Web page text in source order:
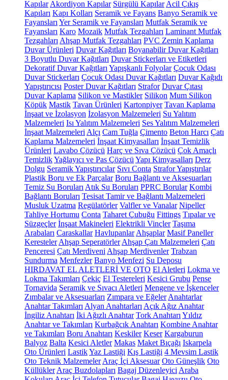
Kapılar Akordiyon Kapılar Sürgülü Kapılar Acil Çıkış
Kapıları Kapı Kolları Seramik ve Fayans Banyo Seramik ve
Fayansları Yer Seramik ve Fayansları Mutfak Seramik ve
Fayansları Karo Mozaik Mutfak Tezgahları Laminant Mutfak
Tezgahları Ahşap Mutfak Tezgahları PVC Zemin Kaplama
Duvar Ürünleri Duvar Kağıtları Boyanabilir Duvar Kağıtları
3 Boyutlu Duvar Kağıtları Duvar Stickerları ve Etiketleri
Dekoratif Duvar Kağıtları Yapışkanlı Folyolar Çocuk Odası
Duvar Stickerları Çocuk Odası Duvar Kağıtları Duvar Kağıdı
Yapıştırıcısı Poster Duvar Kağıtları Strafor Duvar Çıtası
Duvar Kaplama Silikon ve Mastikler Silikon Mum Silikon
Köpük Mastik Tavan Ürünleri Kartonpiyer Tavan Kaplama
İnşaat ve İzolasyon İzolasyon Malzemeleri Su Yalıtım
Malzemeleri Isı Yalıtım Malzemeleri Ses Yalıtım Malzemeleri
İnşaat Malzemeleri Alçı Cam Tuğla Çimento Beton Harcı Çatı
Kaplama Malzemeleri İnşaat Kimyasalları İnşaat Temizlik
Ürünleri Lavabo Çözücü Harç ve Sıva Çözücü Çok Amaçlı
TemizlikYağlayıcı ve Pas Çözücü Yapı Kimyasalları Derz
Dolgu Seramik Yapıştırıcılar Sıvı Conta Strafor Yapıştırılar
Plastik Boru ve Ek Parçalar Boru Bağlantı ve Aksesuarları
Temiz Su Boruları Atık Su Boruları PPRC Borular Kombi
Bağlantı Boruları Tesisat Tamir ve Bağlantı Malzemeleri
Musluk Uzatma Regülatörler Valfler ve Vanalar Nipeller
Tahliye Hortumu Conta Taharet Çubuğu Fittings Tıpalar ve
Süzgeçler İnşaat Makineleri Elektrikli Vinçler Taşıma
Arabaları Caraskallar Havlupanlar Ahşaplar Masif Paneller
Keresteler Ahşap Seperatörler Ahşap Çatı Malzemeleri Çatı
Penceresi Çatı Merdiveni Ahşap Merdivenler Trabzan
Sundurma Menfezler Banyo Menfezi Su Deposu
HIRDAVAT EL ALETLERİ VE OTO El Aletleri Lokma ve
Lokma Takımları Çekiç El Testereleri Kesici Grubu Pense
Tornavida Seramik ve Sıvacı Aletleri Mengene ve İşkenceler
Zımbalar ve Aksesuarları Zımpara ve Eğeler Anahtarlar
Anahtar Takımları Alyan Anahtarları Açık Ağız Anahtar
İngiliz Anahtarı İki Ağızlı Anahtar Tork Anahtarı Yıldız
Anahtar ve Takımları Kurbağcık Anahtarı Kombine Anahtar
ve Takımları Boru Anahtarı Keskiler Keser Kargaburun
Balyoz Balta Kesici Aletler Makas Maket Bıçağı Iskarpela
Oto Ürünleri LastikYaz Lastiği Kış Lastiği 4 Mevsim Lastik
Oto Teknik Malzemeler Araç İçi Aksesuar Oto Güneşlik Oto
Küllükler Araç Buzdolapları Bagaj Düzenleyici Araba